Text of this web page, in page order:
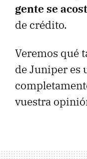
gente se
de crédito.
Veremos qué
de Juniper es
vuestra